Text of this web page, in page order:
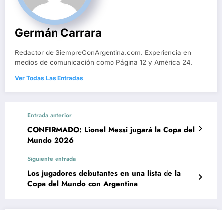
Germán Carrara
Redactor de SiempreConArgentina.com. Experiencia en
medios de comunicación como Página 12 y América 24.
Ver Todas Las Entradas
Entrada anterior
CONFIRMADO: Lionel Messi jugará la Copa del
Mundo 2026
Siguiente entrada
Los jugadores debutantes en una lista de la
Copa del Mundo con Argentina